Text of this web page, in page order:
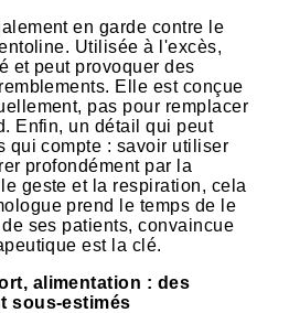
en garde contre le
Utilisée à l'excès,
et peut provoquer des
Elle est conçue
pas pour remplacer
Enfin, un détail qui peut
qui compte : savoir utiliser
profondément par la
geste et la respiration, cela
prend le temps de le
ses patients, convaincue
est la clé.
alimentation : des
sous-estimés